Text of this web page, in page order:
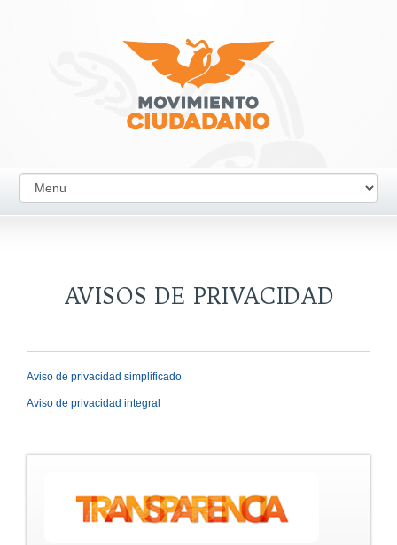
AVISOS DE PRIVACIDAD
Aviso de privacidad simplificado
Aviso de privacidad integral